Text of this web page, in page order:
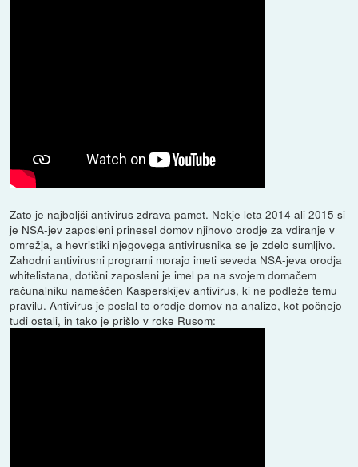
Zato je najboljši antivirus zdrava pamet. Nekje leta 2014 ali 2015 si
je NSA-jev zaposleni prinesel domov njihovo orodje za vdiranje v
omrežja, a hevristiki njegovega antivirusnika se je zdelo sumljivo.
Zahodni antivirusni programi morajo imeti seveda NSA-jeva orodja
whitelistana, dotični zaposleni je imel pa na svojem domačem
računalniku nameščen Kasperskijev antivirus, ki ne podleže temu
pravilu. Antivirus je poslal to orodje domov na analizo, kot počnejo
tudi ostali, in tako je prišlo v roke Rusom: